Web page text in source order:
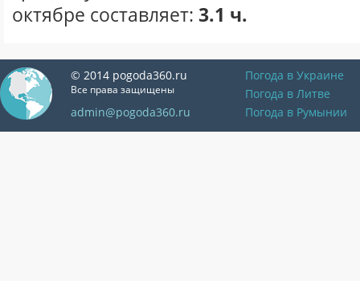
октябре составляет: 3.1 ч.
© 2014 pogoda360.ru
Все права защищены
admin@pogoda360.ru
Погода в Украине
Погода в Литве
Погода в Румынии